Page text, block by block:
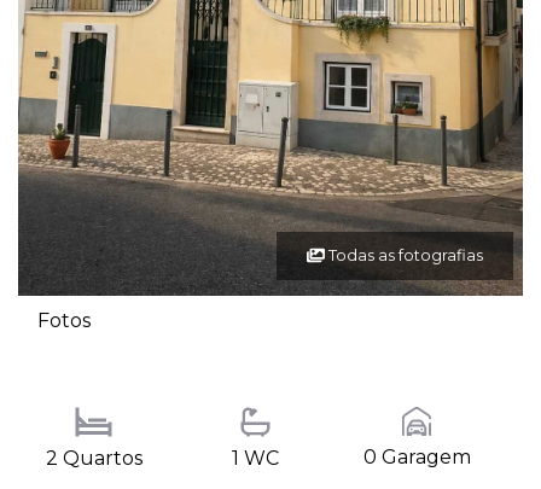
Todas as fotografias
Fotos
2 Quartos 1 WC 0 Garagem